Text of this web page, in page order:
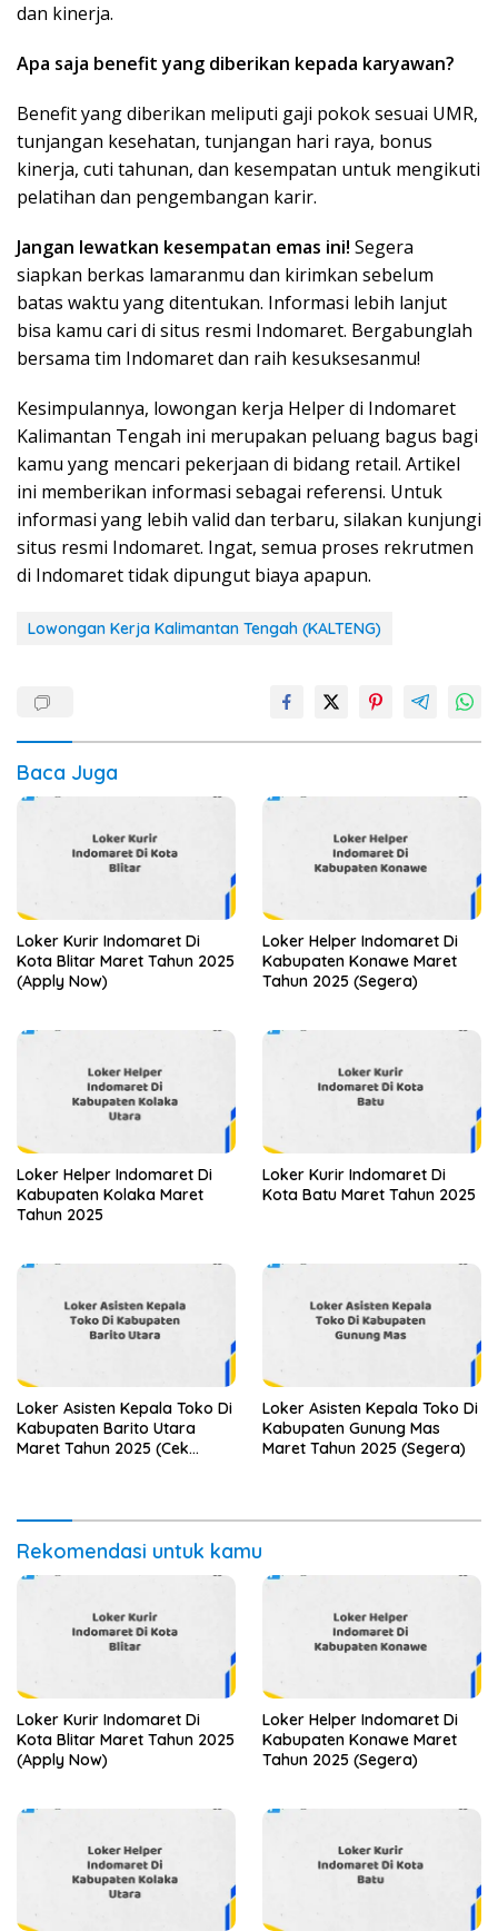
dan kinerja.
Apa saja benefit yang diberikan kepada karyawan?
Benefit yang diberikan meliputi gaji pokok sesuai UMR,
tunjangan kesehatan, tunjangan hari raya, bonus
kinerja, cuti tahunan, dan kesempatan untuk mengikuti
pelatihan dan pengembangan karir.
Jangan lewatkan kesempatan emas ini! Segera
siapkan berkas lamaranmu dan kirimkan sebelum
batas waktu yang ditentukan. Informasi lebih lanjut
bisa kamu cari di situs resmi Indomaret. Bergabunglah
bersama tim Indomaret dan raih kesuksesanmu!
Kesimpulannya, lowongan kerja Helper di Indomaret
Kalimantan Tengah ini merupakan peluang bagus bagi
kamu yang mencari pekerjaan di bidang retail. Artikel
ini memberikan informasi sebagai referensi. Untuk
informasi yang lebih valid dan terbaru, silakan kunjungi
situs resmi Indomaret. Ingat, semua proses rekrutmen
di Indomaret tidak dipungut biaya apapun.
Lowongan Kerja Kalimantan Tengah (KALTENG)
Baca Juga
Loker Kurir Indomaret Di
Kota Blitar Maret Tahun 2025
(Apply Now)
Loker Helper Indomaret Di
Kabupaten Konawe Maret
Tahun 2025 (Segera)
Loker Helper Indomaret Di
Kabupaten Kolaka Maret
Tahun 2025
Loker Kurir Indomaret Di
Kota Batu Maret Tahun 2025
Loker Asisten Kepala Toko Di
Kabupaten Barito Utara
Maret Tahun 2025 (Cek
Loker Asisten Kepala Toko Di
Kabupaten Gunung Mas
Maret Tahun 2025 (Segera)
Rekomendasi untuk kamu
Loker Kurir Indomaret Di
Kota Blitar Maret Tahun 2025
(Apply Now)
Loker Helper Indomaret Di
Kabupaten Konawe Maret
Tahun 2025 (Segera)